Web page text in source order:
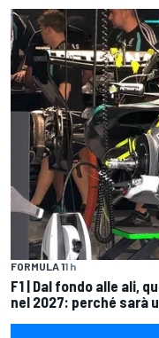
FORMULA 11 h
F1 | Dal fondo alle ali,
nel 2027: perché sarà